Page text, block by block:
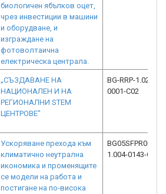
биологичен ябълков оцет,
чрез инвестиции в машини
и оборудване, и
изграждане на
фотоволтаична
електрическа централа.
„СЪЗДАВАНЕ НА
НАЦИОНАЛЕН И НА
РЕГИОНАЛНИ STEM
ЦЕНТРОВЕ"
BG-RRP-1.023-
0001-C02
Ускоряване прехода към
климатично неутрална
икономика и променящите
се модели на работа и
постигане на по-висока
BG05SFPR002-
1.004-0143-C01